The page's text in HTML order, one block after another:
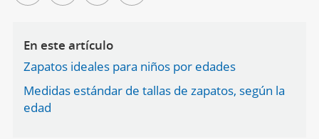
En este artículo
Zapatos ideales para niños por edades
Medidas estándar de tallas de zapatos, según la
edad